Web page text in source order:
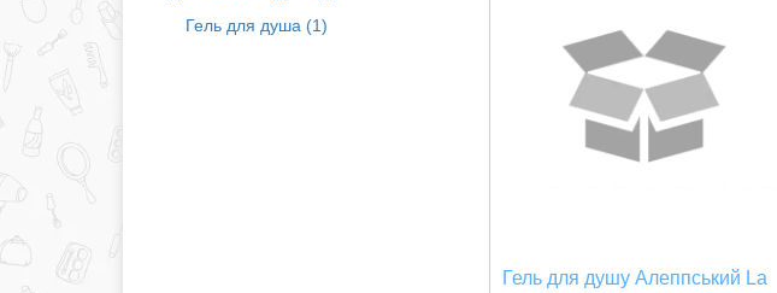
Гель для душа (1)
Гель для душу Алеппський La